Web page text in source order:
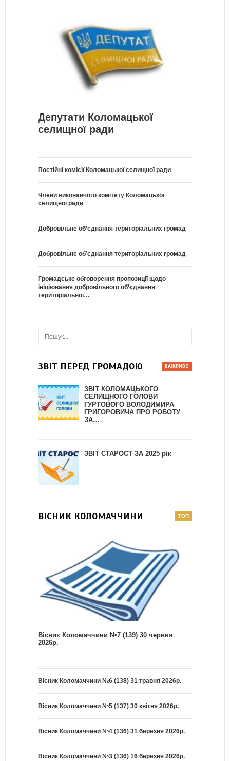
Депутати Коломацької
селищної ради
Постійні комісії Коломацької селищної ради
Члени виконавчого комітету Коломацької
селищної ради
Добровільне об’єднання територіальних громад
Добровільне об’єднання територіальних громад
Громадське обговорення пропозиції щодо
ініціювання добровільного об’єднання
територіальної…
ЗВІТ ПЕРЕД ГРОМАДОЮ
ЗВІТ КОЛОМАЦЬКОГО
СЕЛИЩНОГО ГОЛОВИ
ГУРТОВОГО ВОЛОДИМИРА
ГРИГОРОВИЧА ПРО РОБОТУ
ЗА…
ЗВІТ СТАРОСТ ЗА 2025 рік
ВІСНИК КОЛОМАЧЧИНИ
Вісник Коломаччини №7 (139) 30 червня
2026р.
Вісник Коломаччини №6 (138) 31 травня 2026р.
Вісник Коломаччини №5 (137) 30 квітня 2026р.
Вісник Коломаччини №4 (136) 31 березня 2026р.
Вісник Коломаччини №3 (136) 16 березня 2026р.